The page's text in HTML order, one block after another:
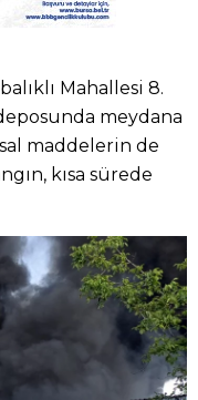
Mahallesi 8.
meydana
maddelerin de
kısa sürede